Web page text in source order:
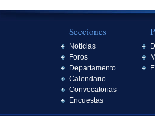
Secciones
Noticias
Foros
Departamento
Calendario
Convocatorias
Encuestas